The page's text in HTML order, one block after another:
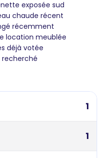
exposée sud
chaude récent
récemment
location meublée
déjà votée
recherché
1
1